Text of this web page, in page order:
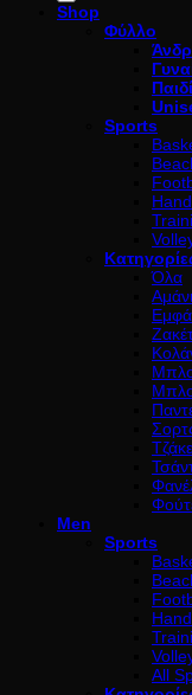
Shop
Φύλλο
Παιδί
Sports
Όλα
Men
Sports
All